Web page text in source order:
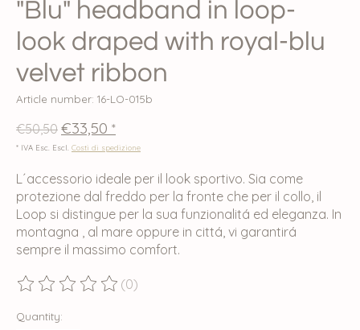
"Blu" headband in loop-
look draped with royal-blu
velvet ribbon
Article number: 16-LO-015b
€50,50 €33,50 *
* IVA Esc. Escl. Costi di spedizione
L´accessorio ideale per il look sportivo. Sia come
protezione dal freddo per la fronte che per il collo, il
Loop si distingue per la sua funzionalitá ed eleganza. In
montagna , al mare oppure in cittá, vi garantirá
sempre il massimo comfort.
The rating of this product is
(0)
Quantity: